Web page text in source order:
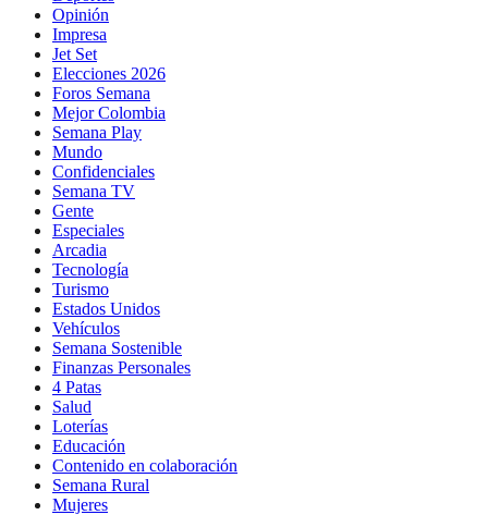
Opinión
Impresa
Jet Set
Elecciones 2026
Foros Semana
Mejor Colombia
Semana Play
Mundo
Confidenciales
Semana TV
Gente
Especiales
Arcadia
Tecnología
Turismo
Estados Unidos
Vehículos
Semana Sostenible
Finanzas Personales
4 Patas
Salud
Loterías
Educación
Contenido en colaboración
Semana Rural
Mujeres